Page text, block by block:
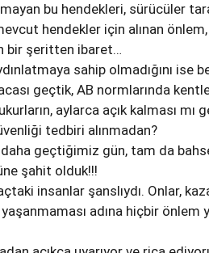
bu hendekleri, sürücüler
hendekler için alınan
bir şeritten ibaret…
sahip olmadığını ise
geçtik, AB normlarında
aylarca açık kalması
tedbiri alınmadan?
daha geçtiğimiz gün, tam da
şahit olduk!!!
insanlar şanslıydı. Onlar,
yaşanmaması adına hiçbir